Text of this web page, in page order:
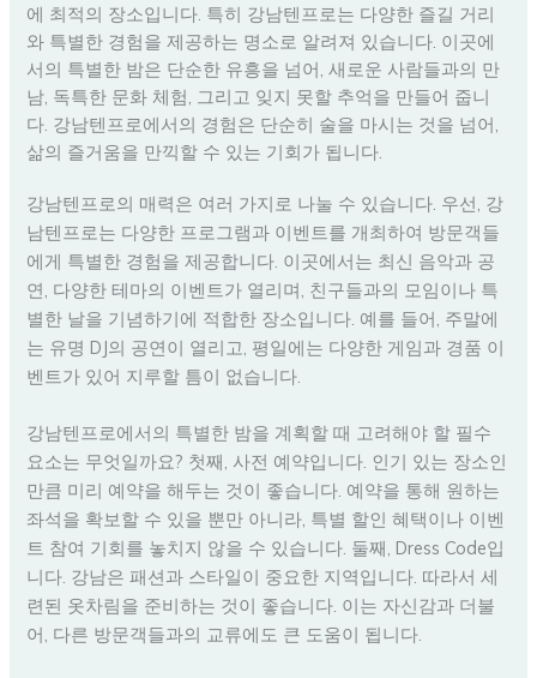
에 최적의 장소입니다. 특히 강남텐프로는 다양한 즐길 거리
와 특별한 경험을 제공하는 명소로 알려져 있습니다. 이곳에
서의 특별한 밤은 단순한 유흥을 넘어, 새로운 사람들과의 만
남, 독특한 문화 체험, 그리고 잊지 못할 추억을 만들어 줍니
다. 강남텐프로에서의 경험은 단순히 술을 마시는 것을 넘어,
삶의 즐거움을 만끽할 수 있는 기회가 됩니다.
강남텐프로의 매력은 여러 가지로 나눌 수 있습니다. 우선, 강
남텐프로는 다양한 프로그램과 이벤트를 개최하여 방문객들
에게 특별한 경험을 제공합니다. 이곳에서는 최신 음악과 공
연, 다양한 테마의 이벤트가 열리며, 친구들과의 모임이나 특
별한 날을 기념하기에 적합한 장소입니다. 예를 들어, 주말에
는 유명 DJ의 공연이 열리고, 평일에는 다양한 게임과 경품 이
벤트가 있어 지루할 틈이 없습니다.
강남텐프로에서의 특별한 밤을 계획할 때 고려해야 할 필수
요소는 무엇일까요? 첫째, 사전 예약입니다. 인기 있는 장소인
만큼 미리 예약을 해두는 것이 좋습니다. 예약을 통해 원하는
좌석을 확보할 수 있을 뿐만 아니라, 특별 할인 혜택이나 이벤
트 참여 기회를 놓치지 않을 수 있습니다. 둘째, Dress Code입
니다. 강남은 패션과 스타일이 중요한 지역입니다. 따라서 세
련된 옷차림을 준비하는 것이 좋습니다. 이는 자신감과 더불
어, 다른 방문객들과의 교류에도 큰 도움이 됩니다.